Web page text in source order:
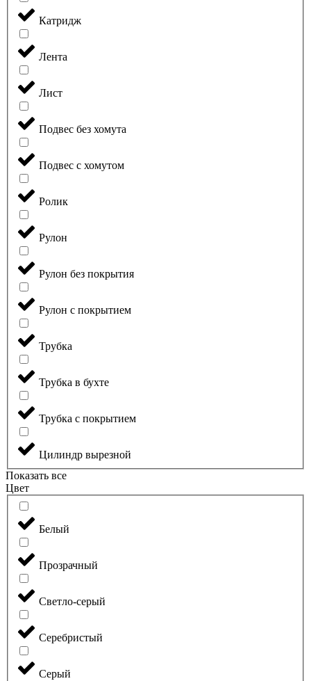
Катридж
Лента
Лист
Подвес без хомута
Подвес с хомутом
Ролик
Рулон
Рулон без покрытия
Рулон с покрытием
Трубка
Трубка в бухте
Трубка с покрытием
Цилиндр вырезной
Показать все
Цвет
Белый
Прозрачный
Светло-серый
Серебристый
Серый